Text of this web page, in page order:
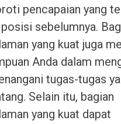
pencapaian yang
sebelumnya.
yang kuat juga
Anda dalam
tugas-tugas
Selain itu, bagian
yang kuat dapat